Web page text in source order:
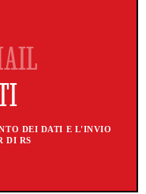
DEI DATI E L'INVIO
DI RS